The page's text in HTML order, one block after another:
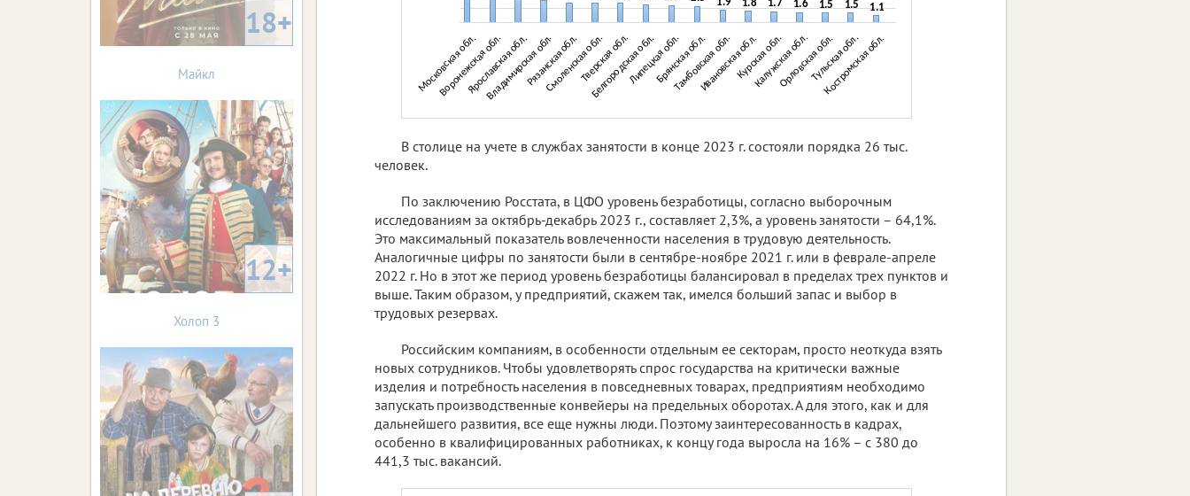
В столице на учете в службах занятости в конце 2023 г. состояли порядка 26 тыс.
человек.
По заключению Росстата, в ЦФО уровень безработицы, согласно выборочным
исследованиям за октябрь-декабрь 2023 г., составляет 2,3%, а уровень занятости – 64,1%.
Это максимальный показатель вовлеченности населения в трудовую деятельность.
Аналогичные цифры по занятости были в сентябре-ноябре 2021 г. или в феврале-апреле
2022 г. Но в этот же период уровень безработицы балансировал в пределах трех пунктов и
выше. Таким образом, у предприятий, скажем так, имелся больший запас и выбор в
трудовых резервах.
Российским компаниям, в особенности отдельным ее секторам, просто неоткуда взять
новых сотрудников. Чтобы удовлетворять спрос государства на критически важные
изделия и потребность населения в повседневных товарах, предприятиям необходимо
запускать производственные конвейеры на предельных оборотах. А для этого, как и для
дальнейшего развития, все еще нужны люди. Поэтому заинтересованность в кадрах,
особенно в квалифицированных работниках, к концу года выросла на 16% – с 380 до
441,3 тыс. вакансий.
18+
Майкл
12+
Холоп 3